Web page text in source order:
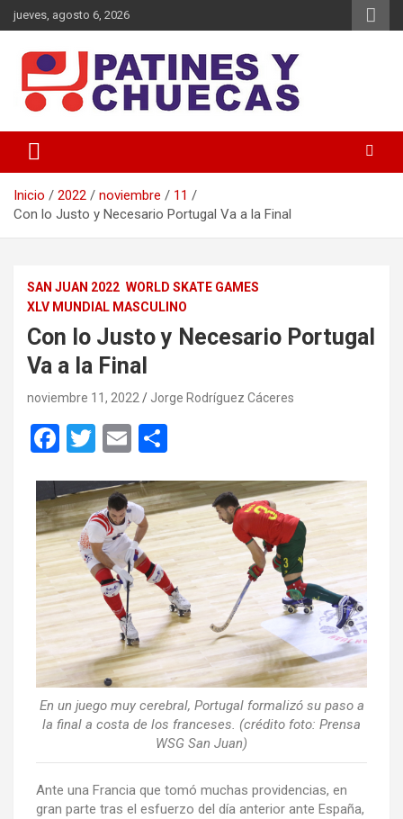
jueves, agosto 6, 2026
Patines y Chuecas
Inicio 2022 noviembre
11
Con lo Justo y Necesario Portugal Va a la Final
SAN JUAN 2022 WORLD SKATE GAMES
XLV MUNDIAL MASCULINO
Con lo Justo y Necesario Portugal
Va a la Final
noviembre 11, 2022 Jorge Rodríguez Cáceres
F
ce
b
o
o
k
T
tt
er
E
ail m
p
ar
tir
En un juego muy cerebral, Portugal formalizó su paso a
la final a costa de los franceses. (crédito foto: Prensa
WSG San Juan)
Ante una Francia que tomó muchas providencias, en
gran parte tras el esfuerzo del día anterior ante España,